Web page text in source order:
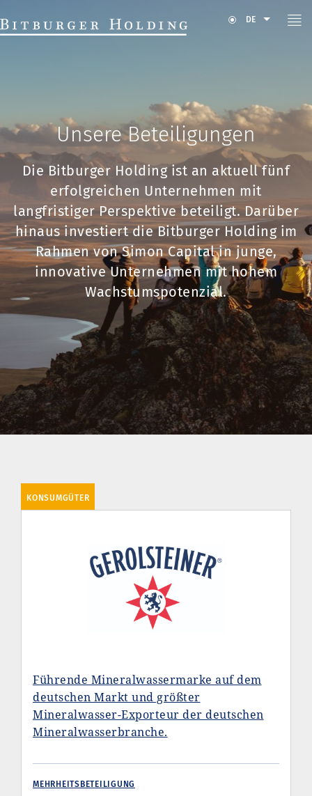
DE
Unsere Beteiligungen
Die Bitburger Holding ist an aktuell fünf
erfolgreichen Unternehmen mit
langfristiger Perspektive beteiligt. Darüber
hinaus investiert die Bitburger Holding im
Rahmen von Simon Capital in junge,
innovative Unternehmen mit hohem
Wachstumspotenzial.
KONSUMGÜTER
Führende Mineralwassermarke auf dem
deutschen Markt und größter
Mineralwasser-Exporteur der deutschen
Mineralwasserbranche.
MEHRHEITSBETEILIGUNG